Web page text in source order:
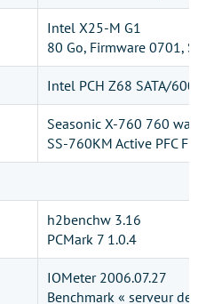
Intel X25-M G1
80 Go, Firmware 0701,
Intel PCH Z68 SATA/600
Seasonic X-760 760
SS-760KM Active PFC F3
h2benchw 3.16
PCMark 7 1.0.4
IOMeter 2006.07.27
Benchmark « serveur de